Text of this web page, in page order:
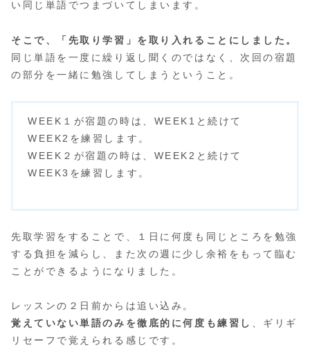
い同じ単語でつまづいてしまいます。
そこで、「先取り学習」を取り入れることにしました。
同じ単語を一度に繰り返し聞くのではなく、次回の宿題
の部分を一緒に勉強してしまうということ。
WEEK１が宿題の時は、WEEK1と続けて
WEEK2を練習します。
WEEK２が宿題の時は、WEEK2と続けて
WEEK3を練習します。
先取学習をすることで、１日に何度も同じところを勉強
する負担を減らし、また次の週に少し余裕をもって臨む
ことができるようになりました。
レッスンの２日前からは追い込み。
覚えていない単語のみを徹底的に何度も練習し 、ギリギ
リセーフで覚えられる感じです。